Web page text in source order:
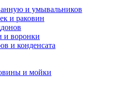
и умывальников
и раковин
и воронки
и конденсата
и мойки